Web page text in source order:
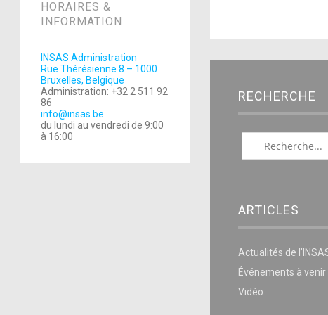
HORAIRES &
INFORMATION
INSAS Administration
Rue Thérésienne 8 – 1000
Bruxelles, Belgique
Administration: +32 2 511 92
86
info@insas.be
du lundi au vendredi de 9:00
à 16:00
RECHERCHE
ARTICLES
Actualités de
Événements à venir
Vidéo